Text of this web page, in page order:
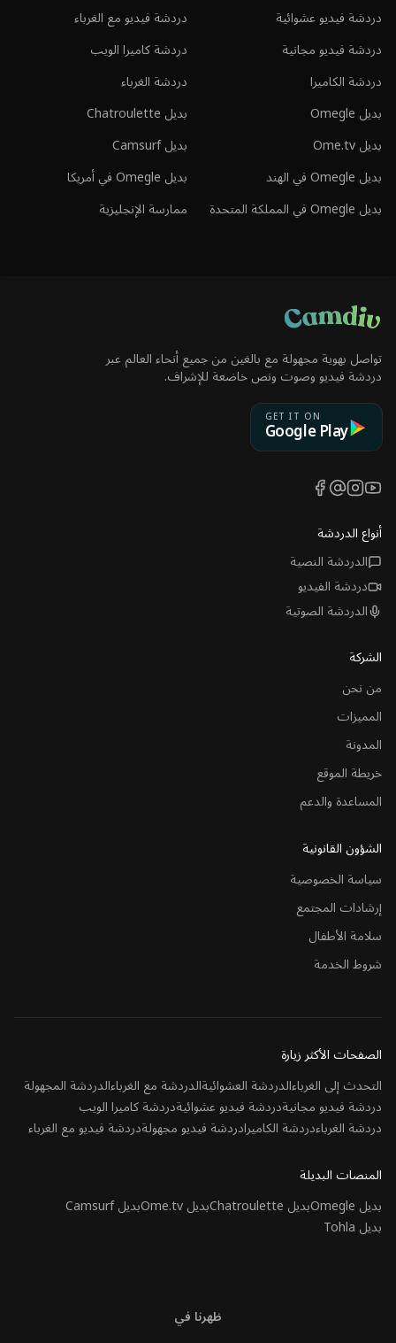
دردشة فيديو عشوائية
دردشة فيديو مع الغرباء
دردشة فيديو مجانية
دردشة كاميرا الويب
دردشة الكاميرا
دردشة الغرباء
بديل Omegle
بديل Chatroulette
بديل Ome.tv
بديل Camsurf
بديل Omegle في الهند
بديل Omegle في أمريكا
بديل Omegle في المملكة المتحدة
ممارسة الإنجليزية
تواصل بهوية مجهولة مع بالغين من جميع أنحاء العالم عبر
دردشة فيديو وصوت ونص خاضعة للإشراف.
GET IT ON
Google Play
YouTube
Instagram
Threads
Facebook
أنواع الدردشة
الدردشة النصية
دردشة الفيديو
الدردشة الصوتية
الشركة
من نحن
المميزات
المدونة
خريطة الموقع
المساعدة والدعم
الشؤون القانونية
سياسة الخصوصية
إرشادات المجتمع
سلامة الأطفال
شروط الخدمة
الصفحات الأكثر زيارة
التحدث إلى الغرباءالدردشة العشوائيةالدردشة مع الغرباءالدردشة المجهولة
دردشة فيديو مجانيةدردشة فيديو عشوائيةدردشة كاميرا الويب
دردشة الغرباءدردشة الكاميرادردشة فيديو مجهولةدردشة فيديو مع الغرباء
المنصات البديلة
بديل Omegle
بديل Chatroulette بديل Ome.tv
بديل Camsurf
بديل Tohla
ظهرنا في